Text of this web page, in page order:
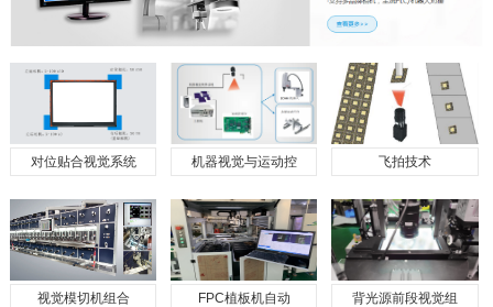
对位贴合视觉系统 机器视觉与运动控 飞拍技术
视觉模切机组合 FPC植板机自动 背光源前段视觉组